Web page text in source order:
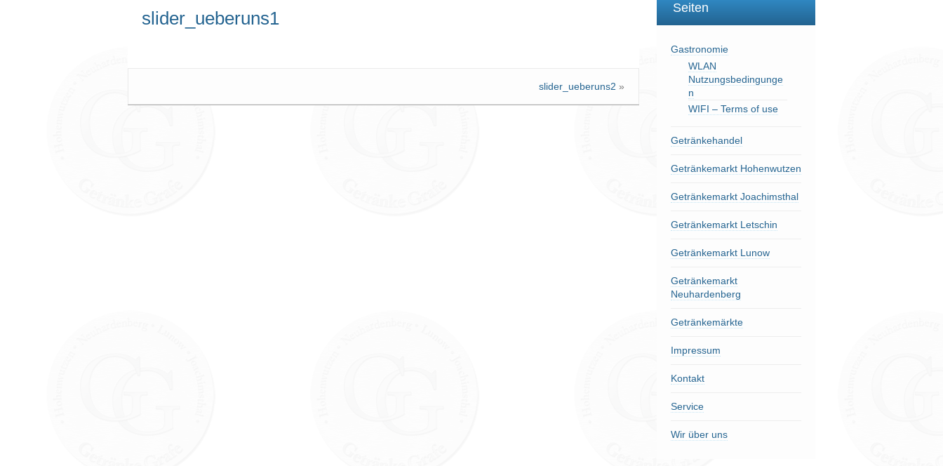
slider_ueberuns1
slider_ueberuns2 »
Seiten
Gastronomie
WLAN
Nutzungsbedingunge
n
WIFI – Terms of use
Getränkehandel
Getränkemarkt Hohenwutzen
Getränkemarkt Joachimsthal
Getränkemarkt Letschin
Getränkemarkt Lunow
Getränkemarkt
Neuhardenberg
Getränkemärkte
Impressum
Kontakt
Service
Wir über uns